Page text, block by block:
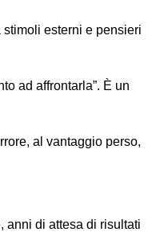
esterni e pensieri
ad affrontarla”. È un
al vantaggio perso,
anni di attesa di risultati